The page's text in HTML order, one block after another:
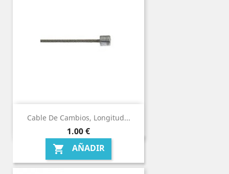
Cable De Cambios, Longitud...
Precio
1,00 €
 AÑADIR